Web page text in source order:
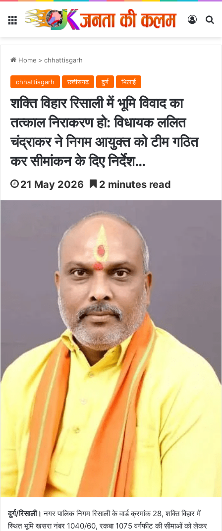
Menu Log In
Home > chhattisgarh
chhattisgarh छत्तीसगढ़ दुर्ग भिलाई
शक्ति विहार रिसाली में भूमि विवाद का
तत्काल निराकरण हो: विधायक ललित
चंद्राकर ने निगम आयुक्त को टीम गठित
कर सीमांकन के दिए निर्देश…
21 May 2026 2 minutes read
दुर्ग/रिसाली। नगर पालिक निगम रिसाली के वार्ड क्रमांक 28, शक्ति विहार में
स्थित भूमि खसरा नंबर 1040/60, रकबा 1075 वर्गफीट की सीमाओं को लेकर